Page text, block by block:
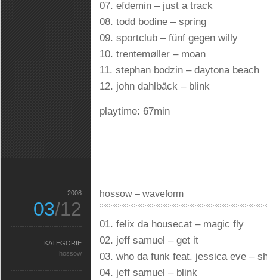
07. efdemin – just a track
08. todd bodine – spring
09. sportclub – fünf gegen willy
10. trentemøller – moan
11. stephan bodzin – daytona beach
12. john dahlbäck – blink
playtime: 67min
hossow – waveform
01. felix da housecat – magic fly
02. jeff samuel – get it
03. who da funk feat. jessica eve –
04. jeff samuel – blink
2008
03/12
KATEGORIE
hossow